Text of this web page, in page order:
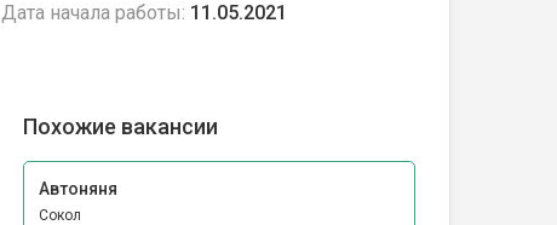
Дата начала работы: 11.05.2021
Похожие вакансии
Автоняня
Сокол